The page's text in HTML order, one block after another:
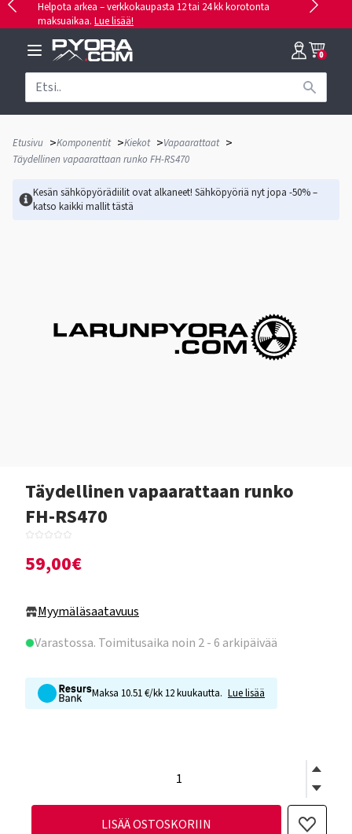
Helpota arkea – verkkokaupasta 12 tai 24 kk korotonta
maksuaikaa. Lue lisää!
0
Etusivu >Komponentit >Kiekot >Vapaarattaat >
Täydellinen vapaarattaan runko FH-RS470
Kesän sähköpyörädiilit ovat alkaneet! Sähköpyöriä nyt jopa -50% –
katso kaikki mallittästä
Täydellinen vapaarattaan runko
FH-RS470
59,00€
Myymäläsaatavuus
Varastossa. Toimitusaika noin 2 - 6 arkipäivää
Maksa 10.51 €/kk 12 kuukautta. Lue lisää
LISÄÄ OSTOSKORIIN